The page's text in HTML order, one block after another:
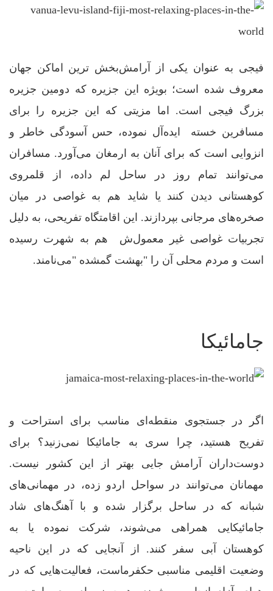
فیجی به عنوان یکی از آرامش‌بخش ترین اماکن جهان
معروف شده است؛ بویژه این جزیره که دومین جزیره
بزرگ فیجی است. اما مزیتی که این جزیره را برای
مسافرین خسته ایده‌آل نموده، حس آسودگی خاطر و
انزوایی است که برای آنان به ارمغان می‌آورد. مسافران
می‌توانند تمام روز در ساحل لم داده، از قلمروی
کوهستانی دیدن کنند یا شاید هم به غواصی در میان
صخره‌های مرجانی بپردازند. این اقامتگاه تفریحی، به دلیل
تجربیات غواصی غیر معمول‌ش هم به شهرت رسیده
است و مردم محلی آن را "بهشت گمشده "می‌نامند.
جامائیکا
اگر در جستجوی منقطه‌ای مناسب برای استراحت و
تفریح هستید، چرا سری به جامائیکا نمی‌زنید؟ برای
دوست‌داران آرامش جایی بهتر از این کشور نیست.
مهمانان می‌توانند در سواحل اردو زده، در مهمانی‌های
شبانه که در ساحل برگزار شده و با آهنگ‌های شاد
جامائیکایی همراهی می‌شوند، شرکت نموده یا به
کوهستان آبی سفر کنند. از آنجایی که در این ناحیه
وضعیت اقلیمی مناسبی حکفرماست، فعالیت‌هایی که در